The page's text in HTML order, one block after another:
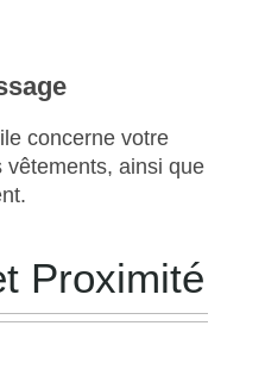
concerne votre
vêtements, ainsi que
Proximité